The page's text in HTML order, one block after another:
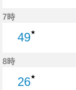
7時
49★
8時
26★